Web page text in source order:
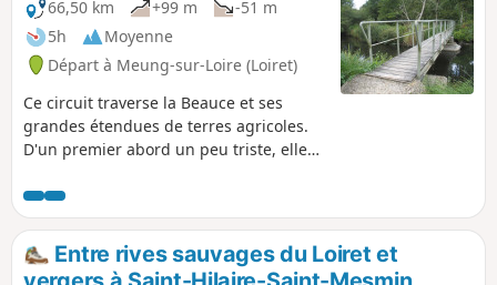
66,50 km +99 m
-51 m
5h
Moyenne
Départ à Meung-sur-Loire (Loiret)
Ce circuit traverse la Beauce et ses
grandes étendues de terres agricoles.
D'un premier abord un peu triste, elles
remarquables, comme la tour de
Chappe et son musée, ses mégalithes et
leurs légendes, son moulin à vent très
bien restauré, témoin d'un proche
Entre rives sauvages du Loiret et